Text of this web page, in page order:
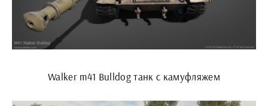
Walker m41 Bulldog танк с камуфляжем